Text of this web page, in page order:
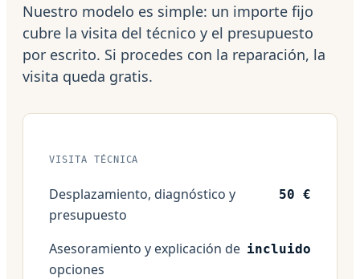
Nuestro modelo es simple: un importe fijo
cubre la visita del técnico y el presupuesto
por escrito. Si procedes con la reparación, la
visita queda gratis.
VISITA TÉCNICA
Desplazamiento, diagnóstico y
presupuesto
50 €
Asesoramiento y explicación de
opciones
incluido